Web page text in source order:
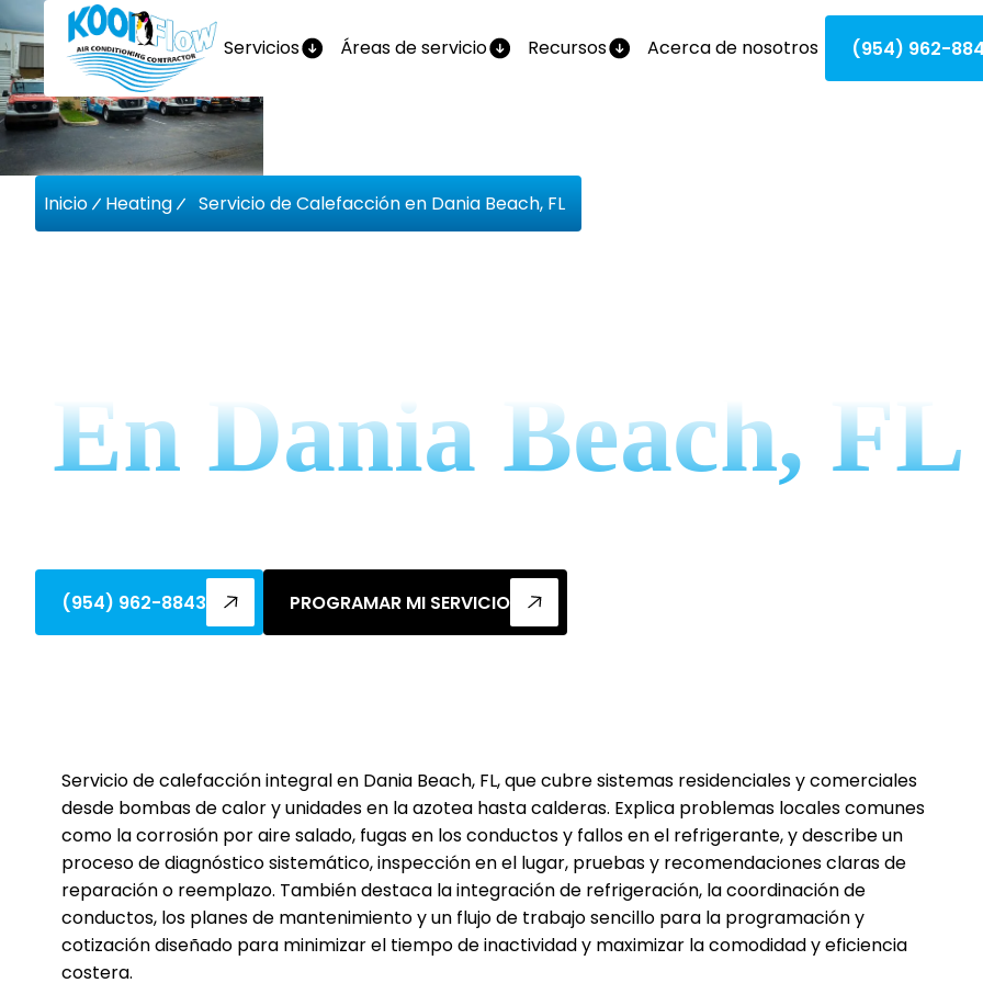
Servicios Áreas de servicio Recursos Acerca de nosotros (954) 962-
Inicio Heating Servicio de Calefacción en Dania Beach, FL
En Dania Beach, FL
(954) 962-8843 PROGRAMAR MI SERVICIO
Servicio de calefacción integral en Dania Beach, FL, que cubre sistemas residenciales y comerciales
desde bombas de calor y unidades en la azotea hasta calderas. Explica problemas locales comunes
como la corrosión por aire salado, fugas en los conductos y fallos en el refrigerante, y describe un
proceso de diagnóstico sistemático, inspección en el lugar, pruebas y recomendaciones claras de
reparación o reemplazo. También destaca la integración de refrigeración, la coordinación de
conductos, los planes de mantenimiento y un flujo de trabajo sencillo para la programación y
cotización diseñado para minimizar el tiempo de inactividad y maximizar la comodidad y eficiencia
costera.